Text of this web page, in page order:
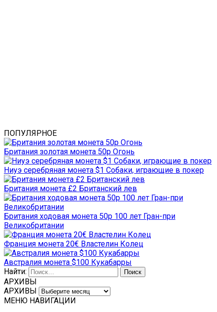
ПОПУЛЯРНОЕ
Британия золотая монета 50р Огонь
Ниуэ серебряная монета $1 Собаки, играющие в покер
Британия монета £2 Британский лев
Британия ходовая монета 50р 100 лет Гран-при
Великобритании
Франция монета 20€ Властелин Колец
Австралия монета $100 Кукабарры
Найти:
АРХИВЫ
АРХИВЫ
МЕНЮ НАВИГАЦИИ